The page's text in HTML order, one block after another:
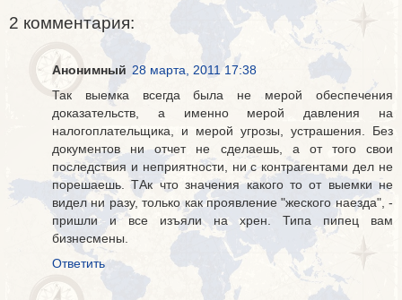
2 комментария:
Анонимный 28 марта, 2011 17:38
Так выемка всегда была не мерой обеспечения
доказательств, а именно мерой давления на
налогоплательщика, и мерой угрозы, устрашения. Без
документов ни отчет не сделаешь, а от того свои
последствия и неприятности, ни с контрагентами дел не
порешаешь. ТАк что значения какого то от выемки не
видел ни разу, только как проявление "жеского наезда", -
пришли и все изъяли на хрен. Типа пипец вам
бизнесмены.
Ответить